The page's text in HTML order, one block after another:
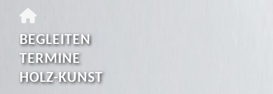
BEGLEITEN
TERMINE
HOLZ-KUNST